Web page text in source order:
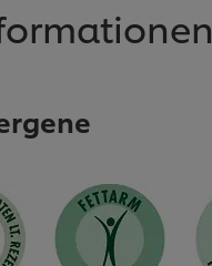
von
5